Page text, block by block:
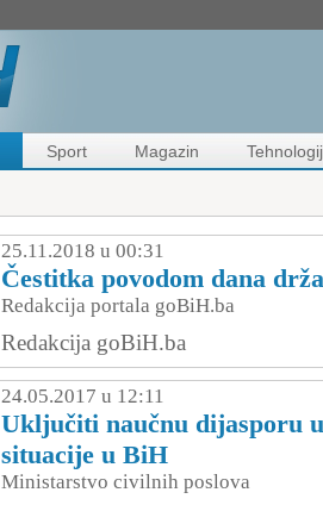
Sport Magazin
25.11.2018 u 00:31
Čestitka povodom dana
Redakcija portala goBiH.ba
Redakcija goBiH.ba
24.05.2017 u 12:11
Uključiti naučnu dijasporu
situacije u BiH
Ministarstvo civilnih poslova